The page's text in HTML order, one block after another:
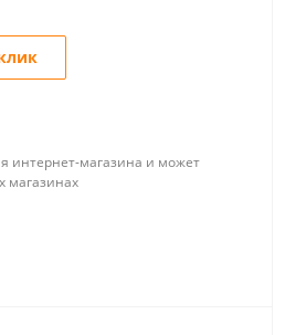
интернет-магазина и может
магазинах